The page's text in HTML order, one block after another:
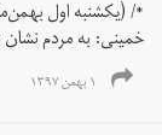
خمینی: به مردم نشان
۱ بهمن ۱۳۹۷